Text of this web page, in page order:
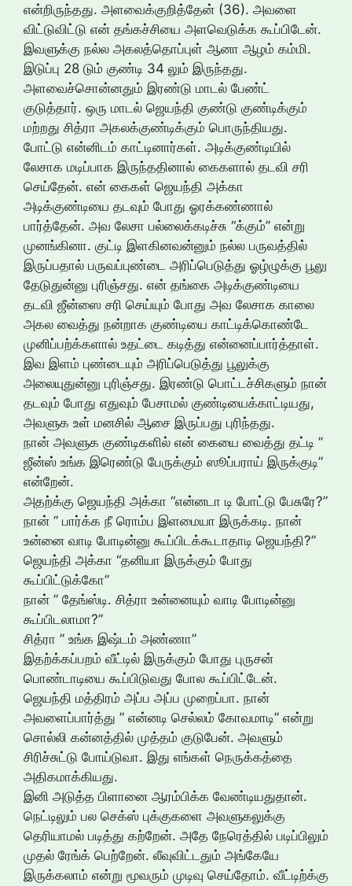
என்றிருந்தது. அளவைக்குறித்தேன் (36). அவளை
விட்டுவிட்டு என் தங்கச்சியை அளவெடுக்க கூப்பிடேன்.
இவளுக்கு நல்ல அகலத்தொப்புள் ஆனா ஆழம் கம்மி.
இடுப்பு 28 டும் குண்டி 34 லும் இருந்தது.
அளவைச்சொன்னதும் இரண்டு மாடல் பேண்ட்
குடுத்தார். ஒரு மாடல் ஜெயந்தி குண்டு குண்டிக்கும்
மற்றது சித்ரா அகலக்குண்டிக்கும் பொருந்தியது.
போட்டு என்னிடம் காட்டினார்கள். அடிக்குண்டியில்
லேசாக மடிப்பாக இருந்ததினால் கைகளால் தடவி சரி
செய்தேன். என் கைகள் ஜெயந்தி அக்கா
அடிக்குண்டியை தடவும் போது ஓரக்கண்ணால்
பார்த்தேன். அவ லேசா பல்லைக்கடிச்சு “க்கும்” என்று
முனங்கினா. குட்டி இளகினவன்னும் நல்ல பருவத்தில்
இருப்பதால் பருவப்புண்டை அரிப்பெடுத்து ஓழ்ழுக்கு பூலு
தேடுதுன்னு புரிஞ்சது. என் தங்கை அடிக்குண்டியை
தடவி ஜீன்ஸை சரி செய்யும் போது அவ லேசாக காலை
அகல வைத்து நன்றாக குண்டியை காட்டிக்கொண்டே
முனிப்பற்க்களால் உதட்டை கடித்து என்னைப்பார்த்தாள்.
இவ இளம் புண்டையும் அரிப்பெடுத்து பூலுக்கு
அலையுதுன்னு புரிஞ்சது. இரண்டு பொட்டச்சிகளும் நான்
தடவும் போது எதுவும் பேசாமல் குண்டியைக்காட்டியது,
அவளுக உள் மனசில் ஆசை இருப்பது புரிந்தது.
நான் அவளுக குண்டிகளில் என் கையை வைத்து தட்டி ”
ஜீன்ஸ் உங்க இரெண்டு பேருக்கும் ஸூப்பராய் இருக்குடி”
என்றேன்.
அதற்க்கு ஜெயந்தி அக்கா “என்னடா டி போட்டு பேசுரே?”
நான் ” பார்க்க நீ ரொம்ப இளமையா இருக்கடி. நான்
உன்னை வாடி போடின்னு கூப்பிடக்கூடாதாடி ஜெயந்தி?”
ஜெயந்தி அக்கா “தனியா இருக்கும் போது
கூப்பிட்டுக்கோ”
நான் ” தேங்ஸ்டி. சித்ரா உன்னையும் வாடி போடின்னு
கூப்பிடலாமா?”
சித்ரா ” உங்க இஷ்டம் அண்ணா”
இதற்க்கப்பறம் வீட்டில் இருக்கும் போது புருசன்
பொண்டாடியை கூப்பிடுவது போல கூப்பிட்டேன்.
ஜெயந்தி மத்திரம் அப்ப அப்ப முறைப்பா. நான்
அவளைப்பார்த்து ” என்னடி செல்லம் கோவமாடி” என்று
சொல்லி கன்னத்தில் முத்தம் குடுபேன். அவளும்
சிரிச்சுட்டு போய்டுவா. இது எங்கள் நெருக்கத்தை
அதிகமாக்கியது.
இனி அடுத்த பிளானை ஆரம்பிக்க வேண்டியதுதான்.
நெட்டிலும் பல செக்ஸ் புக்குகளை அவளுகலுக்கு
தெரியாமல் படித்து கற்றேன். அதே நேரெத்தில் படிப்பிலும்
முதல் ரேங்க் பெற்றேன். லீவுவிட்டதும் அங்கேயே
இருக்கலாம் என்று மூவரும் முடிவு செய்தோம். வீட்டிற்க்கு